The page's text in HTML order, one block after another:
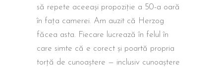
să repete aceeași propoziție a 50-a oară
în fața camerei. Am auzit că Herzog
făcea asta. Fiecare lucrează în felul în
care simte că e corect și poartă propria
torță de cunoaștere — inclusiv cunoaștere